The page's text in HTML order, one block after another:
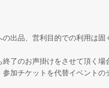
出品、営利目的での利用は
了のお声掛けをさせて頂く場
加チケットを代替イベント